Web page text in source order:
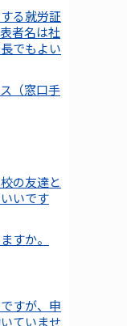
る就労証
者名は社
でもよい
（窓口手
の友達と
いです
すか。
すが、申
ていませ